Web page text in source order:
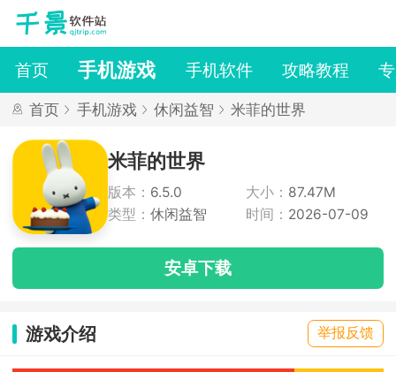
首页 手机游戏 手机软件 攻略教程
首页 手机游戏 休闲益智 米菲的世界
米菲的世界
版本： 6.5.0 大小： 87.47M
类型： 休闲益智 时间： 2026-07-09
安卓下载
游戏介绍 举报反馈